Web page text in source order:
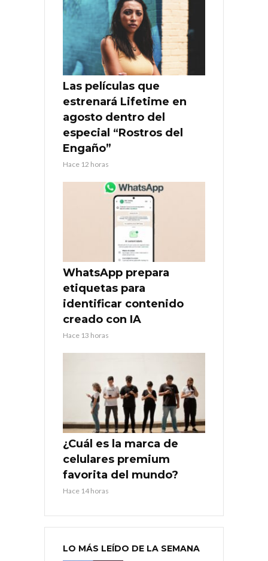
Las películas que
estrenará Lifetime en
agosto dentro del
especial “Rostros del
Engaño”
Hace 12 horas
WhatsApp prepara
etiquetas para
identificar contenido
creado con IA
Hace 13 horas
¿Cuál es la marca de
celulares premium
favorita del mundo?
Hace 14 horas
LO MÁS LEÍDO DE LA SEMANA